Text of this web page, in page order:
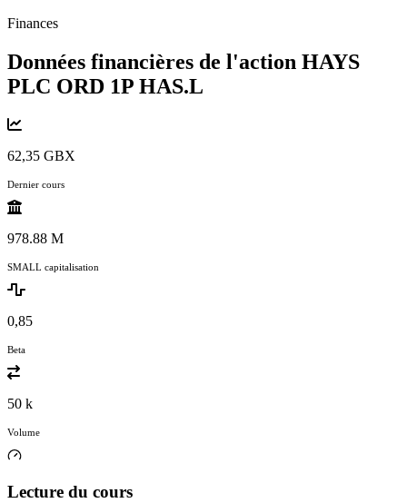
Finances
Données financières de l'action HAYS
PLC ORD 1P HAS.L
62,35 GBX
Dernier cours
978.88 M
SMALL capitalisation
0,85
Beta
50 k
Volume
Lecture du cours